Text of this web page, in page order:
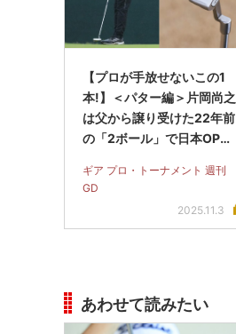
【プロが手放せないこの1
本!】＜パター編＞片岡尚之
は父から譲り受けた22年前
の「2ボール」で日本OP制
ギア プロ・トーナメント 週刊
GD
2025.11.3
あわせて読みたい